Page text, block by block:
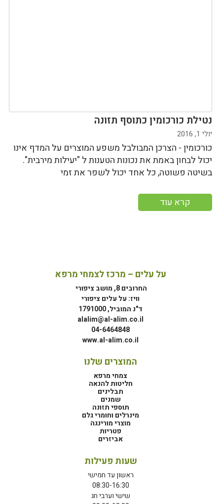
נטילת כורכומין כתוסף תזונה
יולי 1, 2016
כורכומין - הצרכן המבולבל משפע המוצרים על המדף אינו
יכול לבחון באמת את נכונות הטענות ל "יעילות מירבית".
בשיטה פשוטה, כל אחד יכול לשפר את זמי
קרא עוד
על עלים – מרכז לצמחי מרפא
החרובים 8, מושב ציפורי
וויז: על עלים ציפורי
ד"נ המוביל, 1791000
alalim@al-alim.co.il
04-6464848
www.al-alim.co.il
המוצרים שלנו
צמחי מרפא
חליטות להנאה
תבלינים
שמנים
תוספי תזונה
מינרלים וחומרי גלם
מוצרי מורינגה
פטריות
אביזרים
שעות פעילות
ראשון עד חמישי
08:30-16:30
שישי וערבי חג